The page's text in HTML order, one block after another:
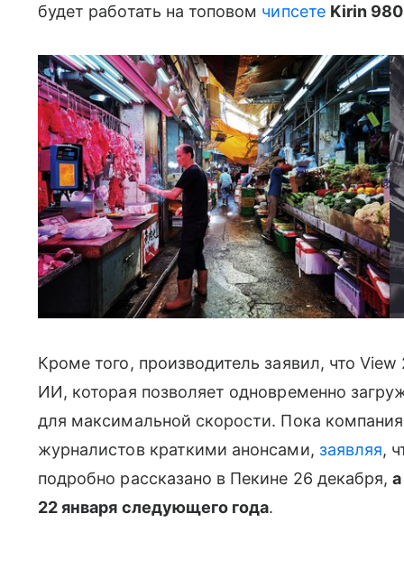
будет работать на топовом чипсете Kirin 980
Снято на Honor View 20
Кроме того, производитель заявил, что
ИИ, которая позволяет одновременно
для максимальной скорости. Пока
журналистов краткими анонсами, заявляя,
подробно рассказано в Пекине 26 декабря,
22 января следующего года.